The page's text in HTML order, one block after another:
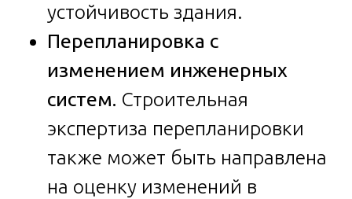
устойчивость здания.
Перепланировка с
изменением инженерных
систем. Строительная
экспертиза перепланировки
также может быть направлена
на оценку изменений в